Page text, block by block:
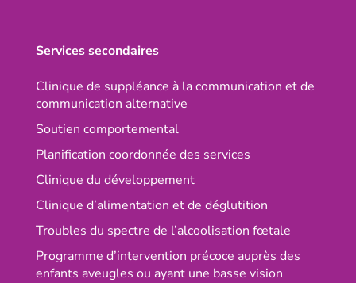
Services secondaires
Clinique de suppléance à la communication et de
communication alternative
Soutien comportemental
Planification coordonnée des services
Clinique du développement
Clinique d’alimentation et de déglutition
Troubles du spectre de l’alcoolisation fœtale
Programme d’intervention précoce auprès des
enfants aveugles ou ayant une basse vision